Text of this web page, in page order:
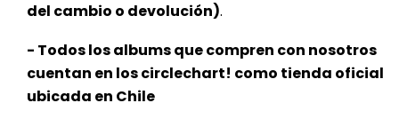
del cambio o devolución).
- Todos los albums que compren con nosotros
cuentan en los circlechart! como tienda oficial
ubicada en Chile